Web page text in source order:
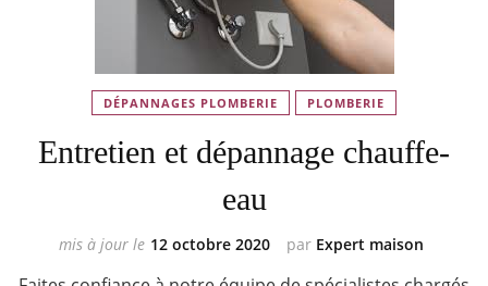
DÉPANNAGES PLOMBERIE PLOMBERIE
Entretien et dépannage chauffe-
eau
par Expert maison
mis à jour le 12 octobre 2020